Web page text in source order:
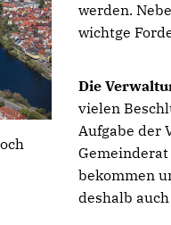
werden.
wichtge
Die
vielen
Aufgabe der
bekommen
deshalb